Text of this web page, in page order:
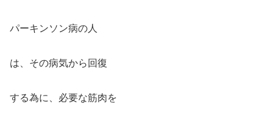
パーキンソン病の人
は、その病気から回復
する為に、必要な筋肉を